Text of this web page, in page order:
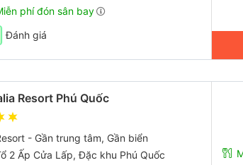
phí đón sân bay
Đánh giá
Resort Phú Quốc
- Gần trung tâm, Gần biển
2 Ấp Cửa Lấp, Đặc khu Phú Quốc